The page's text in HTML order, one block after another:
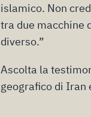
islamico. Non
tra due macchine
diverso.”
Ascolta la
geografico di Iran